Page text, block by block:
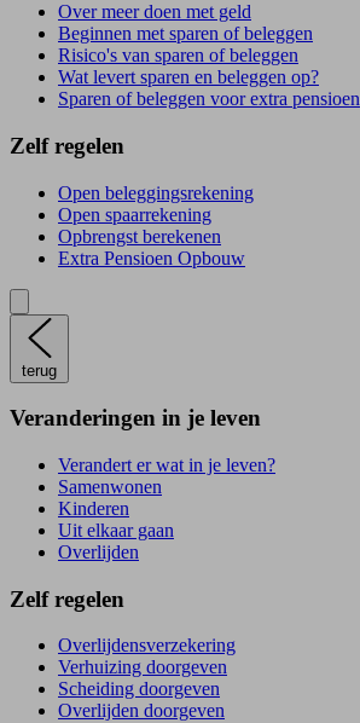
Over meer doen met geld
Beginnen met sparen of beleggen
Risico's van sparen of beleggen
Wat levert sparen en beleggen op?
Sparen of beleggen voor extra pensioen
Zelf regelen
Open beleggingsrekening
Open spaarrekening
Opbrengst berekenen
Extra Pensioen Opbouw
terug
Veranderingen in je leven
Verandert er wat in je leven?
Samenwonen
Kinderen
Uit elkaar gaan
Overlijden
Zelf regelen
Overlijdensverzekering
Verhuizing doorgeven
Scheiding doorgeven
Overlijden doorgeven